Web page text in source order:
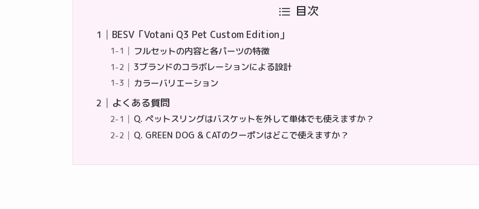
目次
BESV「Votani Q3 Pet Custom Edition」
フルセットの内容と各パーツの特徴
3ブランドのコラボレーションによる設計
カラーバリエーション
よくある質問
Q. ペットスリングはバスケットを外して単体でも使えますか？
Q. GREEN DOG & CATのクーポンはどこで使えますか？